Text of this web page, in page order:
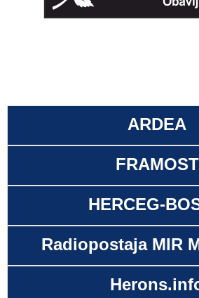
ARDEA
FRAMOST
HERCEG-
Radiopostaja MIR